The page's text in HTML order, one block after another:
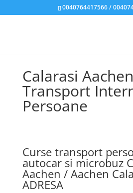
0040764417566 /
Calarasi
Transport
Persoane
Curse transport
autocar si microbuz
Aachen / Aachen
ADRESA